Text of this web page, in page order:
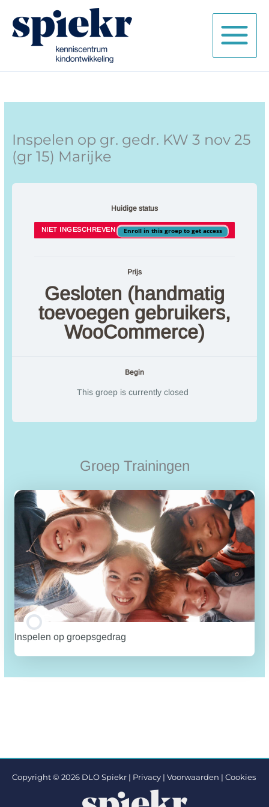
naar
Inspelen op gr. gedr. KW 3 nov 25
(gr 15) Marijke
Huidige status
NIET INGESCHREVEN Enroll in this groep to get access
Prijs
Gesloten (handmatig
toevoegen gebruikers,
WooCommerce)
Begin
This groep is currently closed
Groep Trainingen
Inspelen op groepsgedrag
TRAINING PROGRESSIE
Copyright © 2026 DLO Spiekr | Privacy | Voorwaarden | Cookies